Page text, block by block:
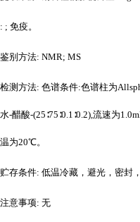
: ; 免疫。
鉴别方法: NMR; MS
检测方法: 色谱条件:色谱柱为
水-醋酸-(25∶75∶0.1∶0.2),流速为
温为20℃。
贮存条件: 低温冷藏，避光，密封
注意事项: 无